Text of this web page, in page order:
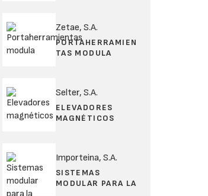
Zetae, S.A.
PORTAHERRAMIEN
TAS MODULA
Selter, S.A.
ELEVADORES
MAGNÉTICOS
Importeina, S.A.
SISTEMAS
MODULAR PARA LA